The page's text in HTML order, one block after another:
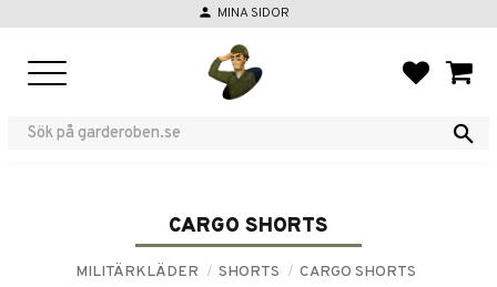
person MINA SIDOR
CARGO SHORTS
MILITÄRKLÄDER SHORTS CARGO SHORTS